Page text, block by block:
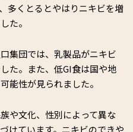
多くとるとやはりニキビを増
た。
集団では、乳製品がニキビ
た。また、低GI食は国や地
能性が見られました。
や文化、性別によって異な
けています。ニキビのできや